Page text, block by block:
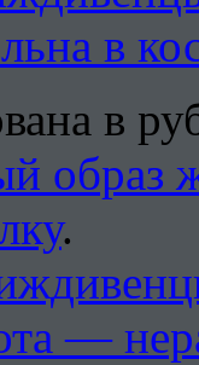
в
в
образ
.
—